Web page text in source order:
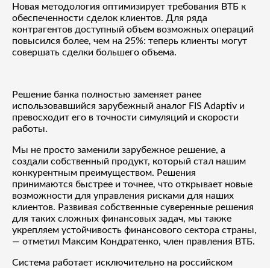
Новая методология оптимизирует требования ВТБ к
обеспеченности сделок клиентов. Для ряда
контрагентов доступный объем возможных операций
повысился более, чем на 25%: теперь клиенты могут
совершать сделки большего объема.
Решение банка полностью заменяет ранее
использовавшийся зарубежный аналог FIS Adaptiv и
превосходит его в точности симуляций и скорости
работы.
Мы не просто заменили зарубежное решение, а
создали собственный продукт, который стал нашим
конкурентным преимуществом. Решения
принимаются быстрее и точнее, что открывает новые
возможности для управления рисками для наших
клиентов. Развивая собственные суверенные решения
для таких сложных финансовых задач, мы также
укрепляем устойчивость финансового сектора страны,
— отметил Максим Кондратенко, член правления ВТБ.
Система работает исключительно на российском